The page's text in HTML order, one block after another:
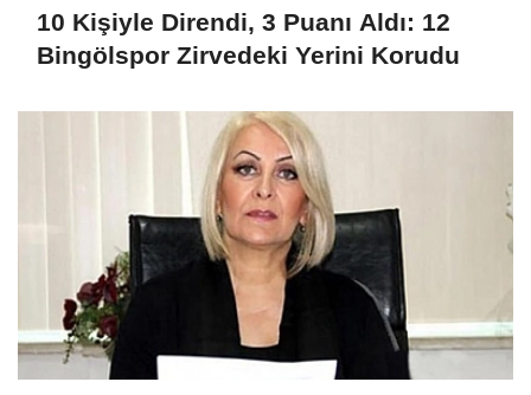
10 Kişiyle Direndi, 3 Puanı Aldı: 12
Bingölspor Zirvedeki Yerini Korudu